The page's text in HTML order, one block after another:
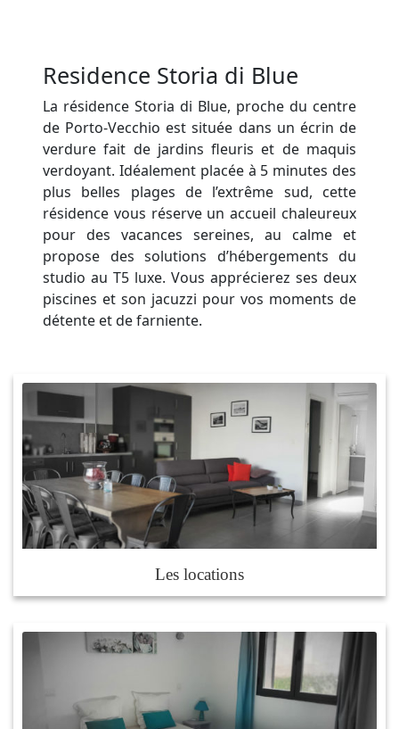
Residence Storia di Blue
La résidence Storia di Blue, proche du centre
de Porto-Vecchio est située dans un écrin de
verdure fait de jardins fleuris et de maquis
verdoyant. Idéalement placée à 5 minutes des
plus belles plages de l’extrême sud, cette
résidence vous réserve un accueil chaleureux
pour des vacances sereines, au calme et
propose des solutions d’hébergements du
studio au T5 luxe. Vous apprécierez ses deux
piscines et son jacuzzi pour vos moments de
détente et de farniente.